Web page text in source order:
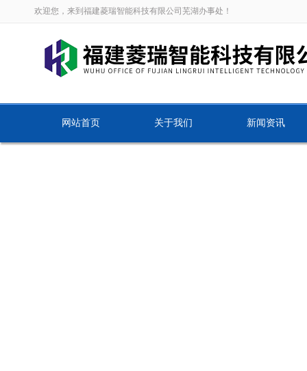
欢迎您，来到福建菱瑞智能科技有限公司芜湖办事处！
网站首页 关于我们 新闻资讯